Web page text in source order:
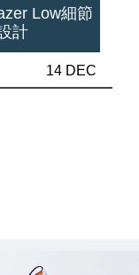
Low細節
計
14 DEC